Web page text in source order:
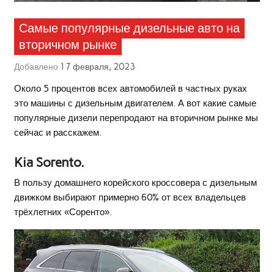
Самые популярные дизельные авто на
вторичном рынке
Добавлено 17 февраля, 2023
Около 5 процентов всех автомобилей в частных руках
это машины с дизельным двигателем. А вот какие самые
популярные дизели перепродают на вторичном рынке мы
сейчас и расскажем.
Kia Sorento.
В пользу домашнего корейского кроссовера с дизельным
движком выбирают примерно 60% от всех владельцев
трёхлетних «Соренто».